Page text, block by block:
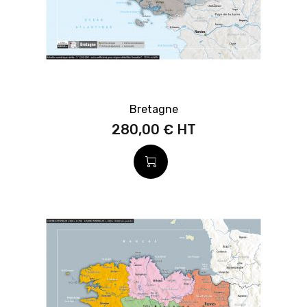
Bretagne
280,00 €